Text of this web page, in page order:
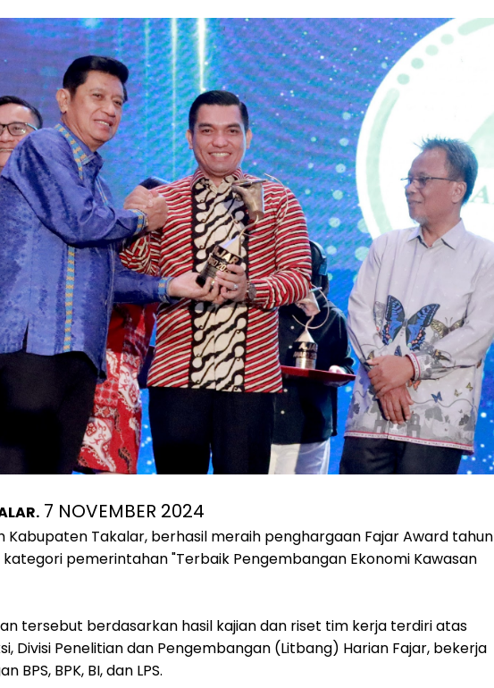
7 NOVEMBER 2024
Kabupaten Takalar, berhasil meraih penghargaan Fajar Award tahun
pemerintahan "Terbaik Pengembangan Ekonomi Kawasan
tersebut berdasarkan hasil kajian dan riset tim kerja terdiri atas
Divisi Penelitian dan Pengembangan (Litbang) Harian Fajar, bekerja
BPS, BPK, BI, dan LPS.